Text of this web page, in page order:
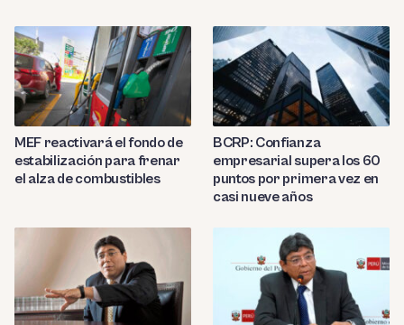
MEF reactivará el fondo de
estabilización para frenar
el alza de combustibles
BCRP: Confianza
empresarial supera los 60
puntos por primera vez en
casi nueve años